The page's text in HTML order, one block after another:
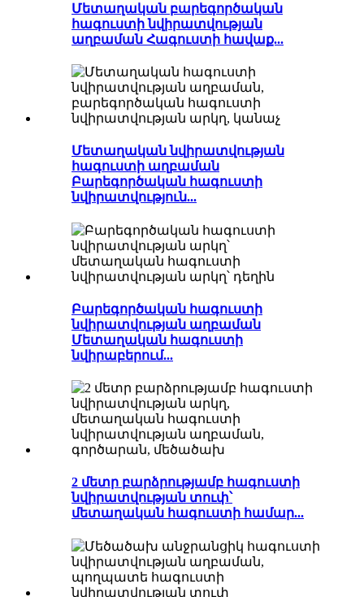
Մետաղական բարեգործական
հագուստի նվիրատվության
աղբաման Հագուստի հավաք...
Մետաղական նվիրատվության
հագուստի աղբաման
Բարեգործական հագուստի
նվիրատվություն...
Բարեգործական հագուստի
նվիրատվության աղբաման
Մետաղական հագուստի
նվիրաբերում...
2 մետր բարձրությամբ հագուստի
նվիրատվության տուփ՝
մետաղական հագուստի համար...